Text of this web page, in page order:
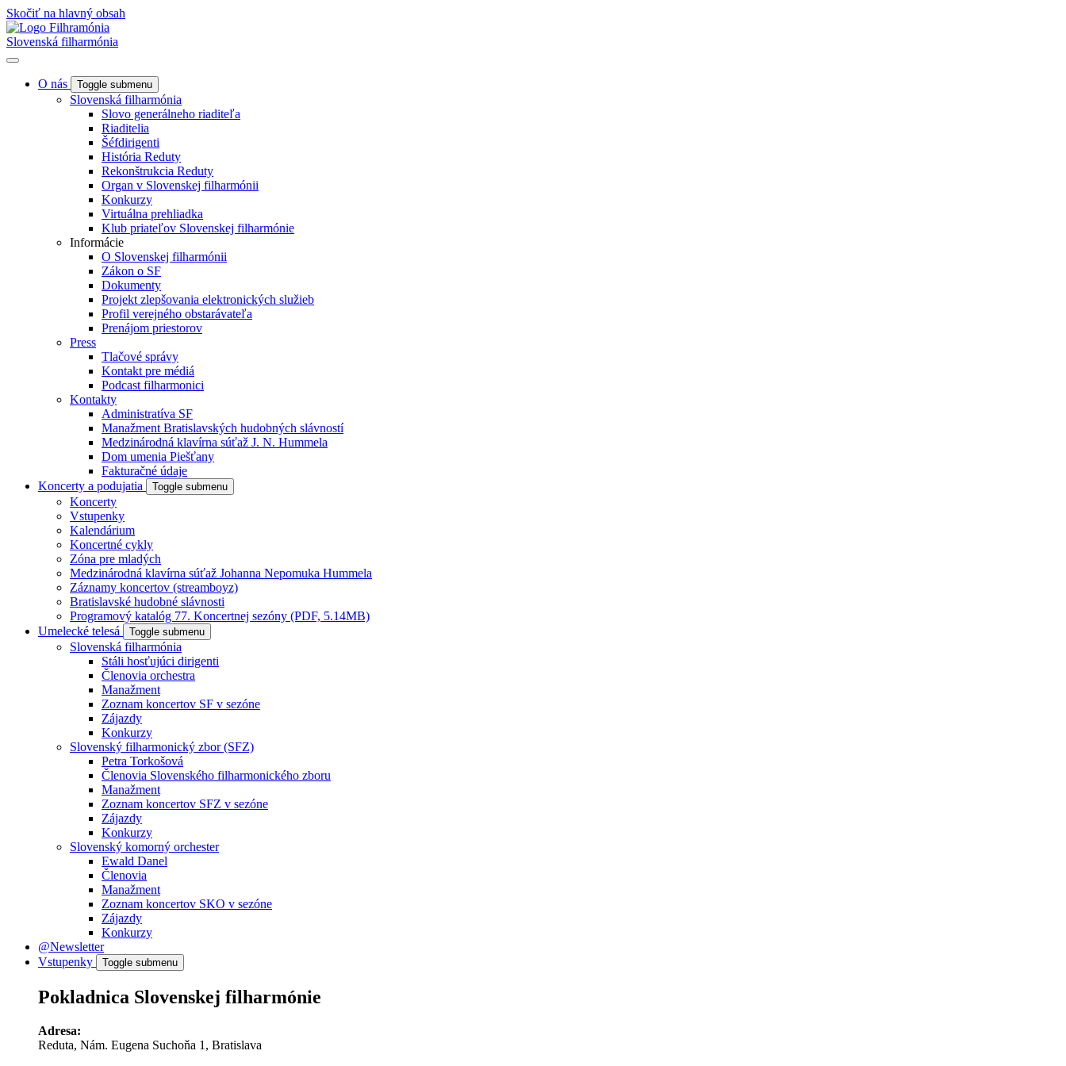
Skočiť na hlavný obsah
Slovenská filharmónia
O nás Toggle submenu
Slovenská filharmónia
Slovo generálneho riaditeľa
Riaditelia
Šéfdirigenti
História Reduty
Rekonštrukcia Reduty
Organ v Slovenskej filharmónii
Konkurzy
Virtuálna prehliadka
Klub priateľov Slovenskej filharmónie
Informácie
O Slovenskej filharmónii
Zákon o SF
Dokumenty
Projekt zlepšovania elektronických služieb
Profil verejného obstarávateľa
Prenájom priestorov
Press
Tlačové správy
Kontakt pre médiá
Podcast filharmonici
Kontakty
Administratíva SF
Manažment Bratislavských hudobných slávností
Medzinárodná klavírna súťaž J. N. Hummela
Dom umenia Piešťany
Fakturačné údaje
Koncerty a podujatia
Toggle submenu
Koncerty
Vstupenky
Kalendárium
Koncertné cykly
Zóna pre mladých
Medzinárodná klavírna súťaž Johanna Nepomuka Hummela
Záznamy koncertov (streamboyz)
Bratislavské hudobné slávnosti
Programový katalóg 77. Koncertnej sezóny (PDF, 5.14MB)
Umelecké telesá
Toggle submenu
Slovenská filharmónia
Stáli hosťujúci dirigenti
Členovia orchestra
Manažment
Zoznam koncertov SF v sezóne
Zájazdy
Konkurzy
Slovenský filharmonický zbor (SFZ)
Petra Torkošová
Členovia Slovenského filharmonického zboru
Manažment
Zoznam koncertov SFZ v sezóne
Zájazdy
Konkurzy
Slovenský komorný orchester
Ewald Danel
Členovia
Manažment
Zoznam koncertov SKO v sezóne
Zájazdy
Konkurzy
@Newsletter
Vstupenky
Toggle submenu
Pokladnica Slovenskej filharmónie
Adresa:
Reduta, Nám. Eugena Suchoňa 1, Bratislava